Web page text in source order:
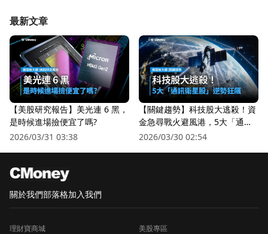
最新文章
【美股研究報告】美光連 6 黑，
是時候進場撿便宜了嗎?
2026/03/31 03:38
【關鍵趨勢】科技股大逃殺！資
金急尋戰火避風港，5大「通訊
衛星股」逆勢狂飆
2026/03/30 02:54
關於我們部落格加入我們
理財寶商城 美股專區